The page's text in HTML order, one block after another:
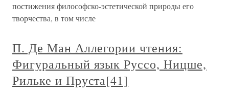
постижения философско-эстетической природы его
творчества, в том числе
П. Де Ман Аллегории чтения:
Фигуральный язык Руссо, Ницше,
Рильке и Пруста[41]